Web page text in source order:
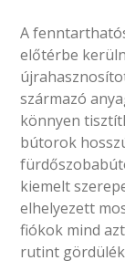
A
előtérbe
származó
könnyen
bútorok
kiemelt
elhelyezett
fiókok mind
rutint